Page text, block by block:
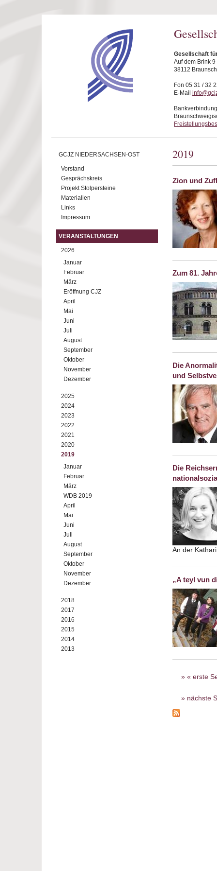
Gesellschaft
Auf dem Brink 9
38112
Fon 05 31 / 32
E-Mail
GCJZ NIEDERSACHSEN-OST
Vorstand
Gesprächskreis
Projekt Stolpersteine
Materialien
Links
Impressum
VERANSTALTUNGEN
2026
Januar
Februar
März
Eröffnung CJZ
April
Mai
Juni
Juli
August
September
Oktober
November
Dezember
2025
2024
2023
2022
2021
2020
2019
Januar
Februar
März
WDB 2019
April
Mai
Juni
Juli
August
September
Oktober
November
Dezember
2018
2017
2016
2015
2014
2013
2019
Zion und
Zum 81.
Die
und
Die
An der
„A teyl vun
Seiten
« erste
nächste